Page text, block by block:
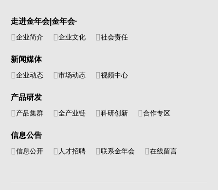
走进金年会|金年会·
企业简介 企业文化 社会责任
新闻媒体
企业动态 市场动态 视频中心
产品研发
产品集群 全产业链 科研创新 合作专区
信息公告
信息公开 人才招聘 联系金年会 在线留言